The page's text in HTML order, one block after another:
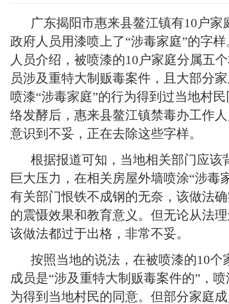
广东揭阳市惠来县鳌江镇有10户家
政府人员用漆喷上了“涉毒家庭”的字
人员介绍，被喷漆的10户家庭分属五
员涉及重特大制贩毒案件，且大部分
喷漆“涉毒家庭”的行为得到过当地村
络发酵后，惠来县鳌江镇禁毒办工作
意识到不妥，正在去除这些字样。
根据报道可知，当地相关部门应该
巨大压力，在相关房屋外墙喷涂“涉毒
有关部门恨铁不成钢的无奈，该做法
的震慑效果和教育意义。但无论从法
该做法都过于出格，非常不妥。
按照当地的说法，在被喷漆的10个
成员是“涉及重特大制贩毒案件的”，
为得到当地村民的同意。但部分家庭